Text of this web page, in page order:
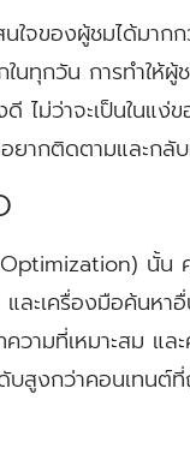
จของผู้ชมได้มา
นทุกวัน การทำให้
ม่ว่าจะเป็นในแง่
ยากติดตามและกลั
Optimization)
และเครื่องมือค้น
วามที่เหมาะสม
งกว่าคอนเทนต์ที่